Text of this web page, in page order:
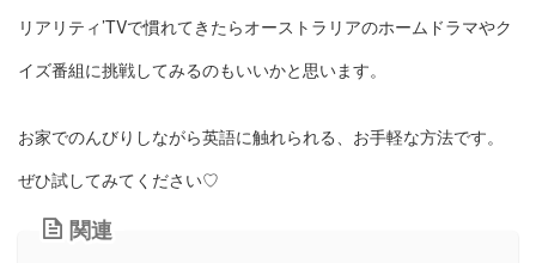
リアリティ’TVで慣れてきたらオーストラリアのホームドラマやク
イズ番組に挑戦してみるのもいいかと思います。
お家でのんびりしながら英語に触れられる、お手軽な方法です。
ぜひ試してみてください♡
関連